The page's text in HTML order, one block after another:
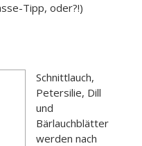
Tipp, oder?!)
Schnittlauch,
Petersilie, Dill
und
Bärlauchblätter
werden nach